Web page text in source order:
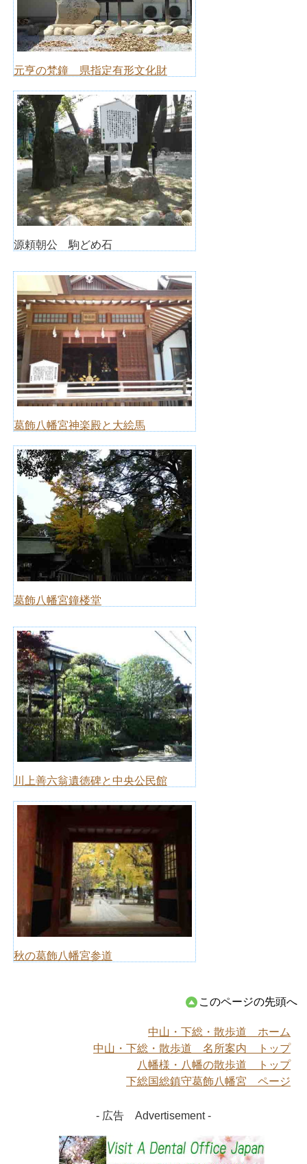
元亨の梵鐘 県指定有形文化財
源頼朝公 駒どめ石
葛飾八幡宮神楽殿と大絵馬
葛飾八幡宮鐘楼堂
川上善六翁遺徳碑と中央公民館
秋の葛飾八幡宮参道
このページの先頭へ
中山・下総・散歩道 ホーム
中山・下総・散歩道 名所案内 トップ
八幡様・八幡の散歩道 トップ
下総国総鎮守葛飾八幡宮 ページ
- 広告 Advertisement -